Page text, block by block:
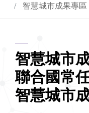
智慧城市成果專區
智慧城市
聯合國常
智慧城市